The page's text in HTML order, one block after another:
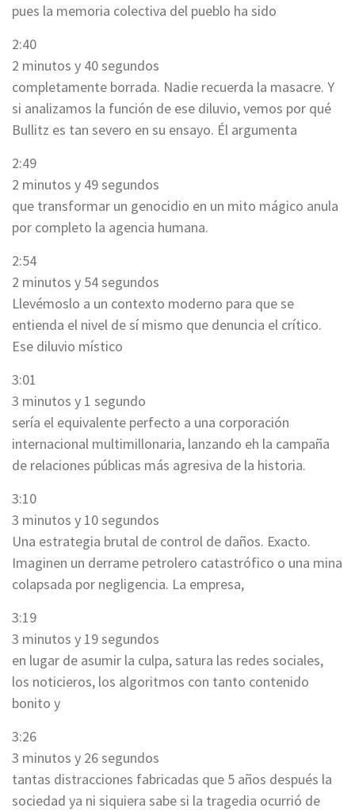
pues la memoria colectiva del pueblo ha sido
2:40
2 minutos y 40 segundos
completamente borrada. Nadie recuerda la masacre. Y
si analizamos la función de ese diluvio, vemos por qué
Bullitz es tan severo en su ensayo. Él argumenta
2:49
2 minutos y 49 segundos
que transformar un genocidio en un mito mágico anula
por completo la agencia humana.
2:54
2 minutos y 54 segundos
Llevémoslo a un contexto moderno para que se
entienda el nivel de sí mismo que denuncia el crítico.
Ese diluvio místico
3:01
3 minutos y 1 segundo
sería el equivalente perfecto a una corporación
internacional multimillonaria, lanzando eh la campaña
de relaciones públicas más agresiva de la historia.
3:10
3 minutos y 10 segundos
Una estrategia brutal de control de daños. Exacto.
Imaginen un derrame petrolero catastrófico o una mina
colapsada por negligencia. La empresa,
3:19
3 minutos y 19 segundos
en lugar de asumir la culpa, satura las redes sociales,
los noticieros, los algoritmos con tanto contenido
bonito y
3:26
3 minutos y 26 segundos
tantas distracciones fabricadas que 5 años después la
sociedad ya ni siquiera sabe si la tragedia ocurrió de